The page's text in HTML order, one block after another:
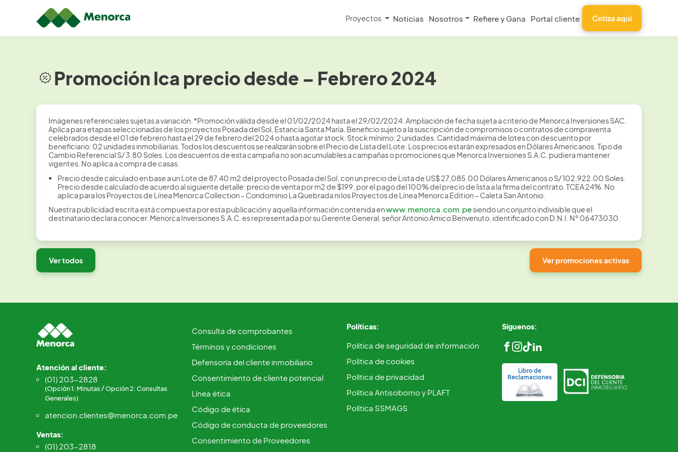
Proyectos Noticias Nosotros Refiere y Gana Portal cliente Cotiza aquí
Promoción Ica precio desde – Febrero 2024
Imágenes referenciales sujetas a variación. *Promoción válida desde el 01/02/2024 hasta el 29/02/2024. Ampliación de fecha sujeta a criterio de Menorca Inversiones SAC.
Aplica para etapas seleccionadas de los proyectos Posada del Sol, Estancia Santa María. Beneficio sujeto a la suscripción de compromisos o contratos de compraventa
celebrados desde el 01 de febrero hasta el 29 de febrero del 2024 o hasta agotar stock. Stock mínimo: 2 unidades. Cantidad máxima de lotes con descuento por
beneficiario: 02 unidades inmobiliarias. Todos los descuentos se realizarán sobre el Precio de Lista del Lote. Los precios estarán expresados en Dólares Americanos. Tipo de
Cambio Referencial S/ 3.80 Soles. Los descuentos de esta campaña no son acumulables a campañas o promociones que Menorca Inversiones S.A.C. pudiera mantener
vigentes. No aplica a compra de casas.
Precio desde calculado en base a un Lote de 87.40 m2 del proyecto Posada del Sol, con un precio de Lista de US$ 27,085.00 Dólares Americanos o S/ 102,922.00 Soles.
Precio desde calculado de acuerdo al siguiente detalle: precio de venta por m2 de $199, por el pago del 100% del precio de lista a la firma del contrato. TCEA 24%. No
aplica para los Proyectos de Línea Menorca Collection – Condominio La Quebrada ni los Proyectos de Línea Menorca Edition – Caleta San Antonio.
Nuestra publicidad escrita está compuesta por esta publicación y aquella información contenida enwww.menorca.com.pesiendo un conjunto indivisible que el
destinatario declara conocer. Menorca Inversiones S.A.C. es representada por su Gerente General, señor Antonio Amico Benvenuto, identificado con D.N.I. N° 06473030.
Ver todos Ver promociones activas
Atención al cliente:
(01) 203-2828
(Opción 1: Minutas / Opción 2: Consultas
Generales)
atencion.clientes@menorca.com.pe
Ventas:
(01) 203-2818
Consulta de comprobantes
Términos y condiciones
Defensoría del cliente inmobiliario
Consentimiento de cliente potencial
Línea ética
Código de ética
Código de conducta de proveedores
Consentimiento de Proveedores
Políticas:
Política de seguridad de información
Política de cookies
Política de privacidad
Política Antisoborno y PLAFT
Política SSMAGS
Síguenos:
Libro de
Reclamaciones